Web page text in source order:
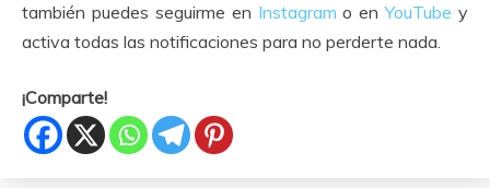
también puedes seguirme en Instagram o enYouTube y
activa todas las notificaciones para no perderte nada.
¡Comparte!